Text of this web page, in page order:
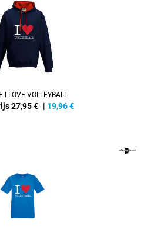
I LOVE VOLLEYBALL
27,95 € | 19,96€